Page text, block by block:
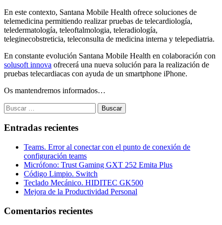
En este contexto, Santana Mobile Health ofrece soluciones de
telemedicina permitiendo realizar pruebas de telecardiología,
teledermatología, teleoftalmologia, teleradiología,
teleginecobstreticia, teleconsulta de medicina interna y telepediatria.
En constante evolución Santana Mobile Health en colaboración con
solusoft innova ofrecerá una nueva solución para la realización de
pruebas telecardiacas con ayuda de un smartphone iPhone.
Os mantendremos informados…
Buscar:
Entradas recientes
Teams. Error al conectar con el punto de conexión de
configuración teams
Micrófono: Trust Gaming GXT 252 Emita Plus
Código Limpio. Switch
Teclado Mecánico. HIDITEC GK500
Mejora de la Productividad Personal
Comentarios recientes